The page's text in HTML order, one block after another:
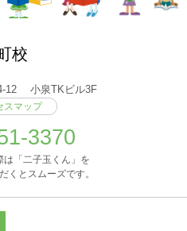
校
12 小泉TKビル3F
スマップ
3370
は「二子玉くん」を
くとスムーズです。